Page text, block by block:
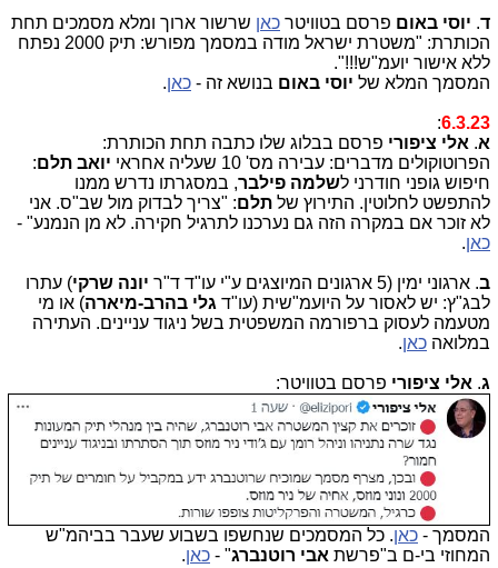
ד. יוסי באום פרסם בטוויטר כאן שרשור ארוך ומלא מסמכים תחת
הכותרת: "משטרת ישראל מודה במסמך מפורש: תיק 2000 נפתח
ללא אישור יועמ"ש!!!".
המסמך המלא של יוסי באום בנושא זה - כאן.
6.3.23
:
א. אלי ציפורי פרסם בבלוג שלו כתבה תחת הכותרת:
הפרוטוקולים מדברים: עבירה מס' 10 שעליה אחראי
יואב תלם:
חיפוש גופני חודרני לשלמה פילבר, במסגרתו נדרש ממנו
להתפשט לחלוטין. התירוץ של תלם: "צריך לבדוק מול שב"ס. אני
לא זוכר אם במקרה הזה גם נערכנו לתרגיל חקירה. לא מן הנמנע" -
כאן.
ב. ארגוני ימין (5 ארגונים המיוצגים ע"י עו"ד ד"ר יונה שרקי) עתרו
לבג"ץ: יש לאסור על היועמ"שית (עו"ד גלי בהרב-מיארה) או מי
מטעמה לעסוק ברפורמה המשפטית בשל ניגוד עניינים. העתירה
במלואה כאן.
ג. אלי ציפורי פרסם בטוויטר:
המסמך - כאן. כל המסמכים שנחשפו בשבוע שעבר בביהמ"ש
המחוזי בי-ם ב"פרשת אבי רוטנברג" - כאן.